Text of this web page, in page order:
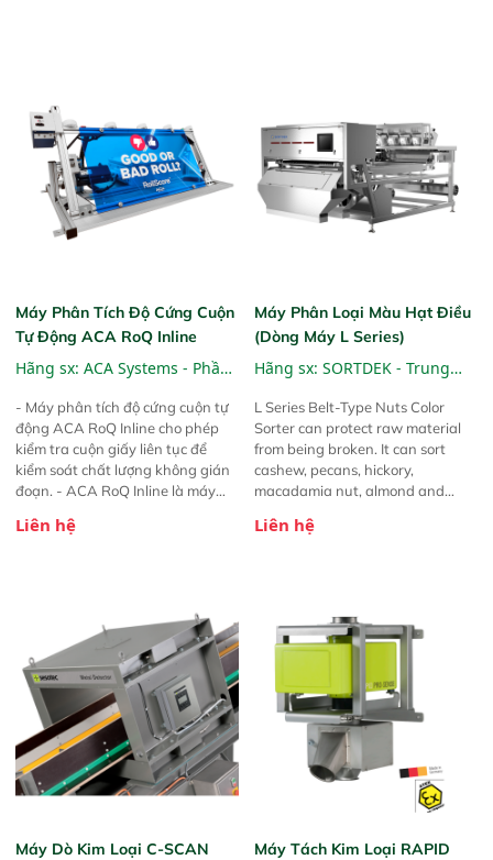
Máy Phân Tích Độ Cứng Cuộn
Tự Động ACA RoQ Inline
Hãng sx: ACA Systems - Phần
- Máy phân tích độ cứng cuộn tự
động ACA RoQ Inline cho phép
kiểm tra cuộn giấy liên tục để
kiểm soát chất lượng không gián
đoạn. - ACA RoQ Inline là máy
toàn tự động được thiết kế để lắp
khi đóng gói mà không cần can
thiệp thủ công.
Liên hệ
Máy Phân Loại Màu Hạt Điều
(dòng Máy L Series)
Hãng sx: SORTDEK - Trung
L Series Belt-Type Nuts Color
Sorter can protect raw material
from being broken. It can sort
cashew, pecans, hickory,
macadamia nut, almond and
stone can be detected and
professional and
comprehensiesorting solutions.
Liên hệ
Máy Dò Kim Loại C-SCAN
Máy Tách Kim Loại RAPID